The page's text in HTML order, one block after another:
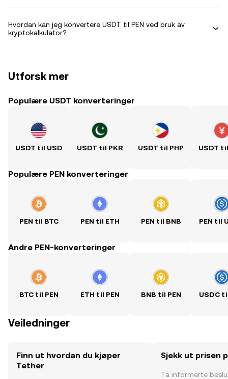
Hvordan kan jeg konvertere USDT til PEN ved bruk av
kryptokalkulator?
Utforsk mer
Populære USDT konverteringer
USDT til USD USDT til PKR USDT til PHP USDT
Populære PEN konverteringer
PEN til BTC PEN til ETH PEN til BNB PEN til
Andre PEN-konverteringer
BTC til PEN ETH til PEN BNB til PEN USDC
Veiledninger
Finn ut hvordan du kjøper
Tether
Sjekk ut prisen
Ta informerte